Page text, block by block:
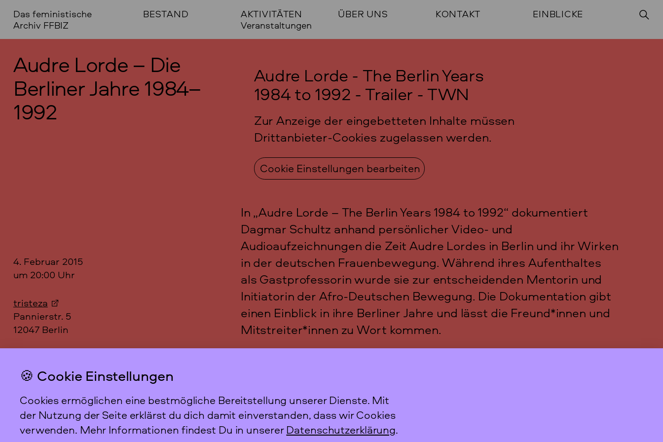
Das feministische
Archiv FFBIZ
BESTAND
AKTIVITÄTEN
Veranstaltungen
ÜBER UNS KONTAKT EINBLICKE
Audre Lorde – Die
Berliner Jahre 1984–
1992
4. Februar 2015
um 20:00 Uhr
tristeza
Pannierstr. 5
12047 Berlin
Audre Lorde - The Berlin Years
1984 to 1992 - Trailer - TWN
Zur Anzeige der eingebetteten Inhalte müssen
Drittanbieter-Cookies zugelassen werden.
Cookie Einstellungen bearbeiten
In „Audre Lorde – The Berlin Years 1984 to 1992“ dokumentiert
Dagmar Schultz anhand persönlicher Video- und
Audioaufzeichnungen die Zeit Audre Lordes in Berlin und ihr Wirken
in der deutschen Frauenbewegung. Während ihres Aufenthaltes
als Gastprofessorin wurde sie zur entscheidenden Mentorin und
Initiatorin der Afro-Deutschen Bewegung. Die Dokumentation gibt
einen Einblick in ihre Berliner Jahre und lässt die Freund*innen und
Mitstreiter*innen zu Wort kommen.
Das feministische
Archiv FFBIZ
🍪 Cookie Einstellungen
Cookies ermöglichen eine bestmögliche Bereitstellung unserer Dienste. Mit
der Nutzung der Seite erklärst du dich damit einverstanden, dass wir Cookies
verwenden. Mehr Informationen findest Du in unserer Datenschutzerklärung.